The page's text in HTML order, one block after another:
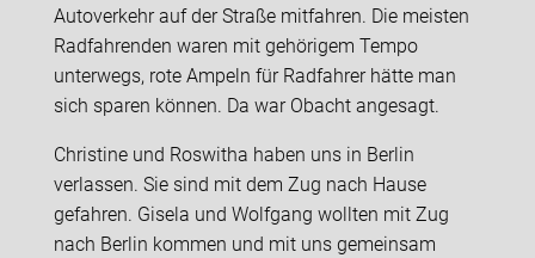
Autoverkehr auf der Straße mitfahren. Die meisten
Radfahrenden waren mit gehörigem Tempo
unterwegs, rote Ampeln für Radfahrer hätte man
sich sparen können. Da war Obacht angesagt.
Christine und Roswitha haben uns in Berlin
verlassen. Sie sind mit dem Zug nach Hause
gefahren. Gisela und Wolfgang wollten mit Zug
nach Berlin kommen und mit uns gemeinsam